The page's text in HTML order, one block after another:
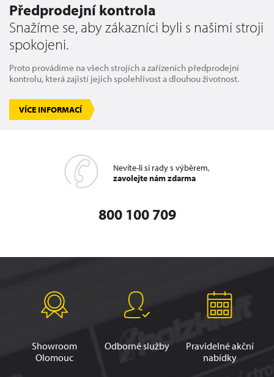
Předprodejní kontrola
Snažíme se, aby zákazníci byli s našimi stroji
spokojeni.
Proto provádíme na všech strojích a zařízeních předprodejní
kontrolu, která zajistí jejich spolehlivost a dlouhou životnost.
VÍCE INFORMACÍ
Nevíte-li si rady s výběrem,
zavolejte nám zdarma
800 100 709
Showroom
Olomouc
Odborné služby
Pravidelné akční
nabídky